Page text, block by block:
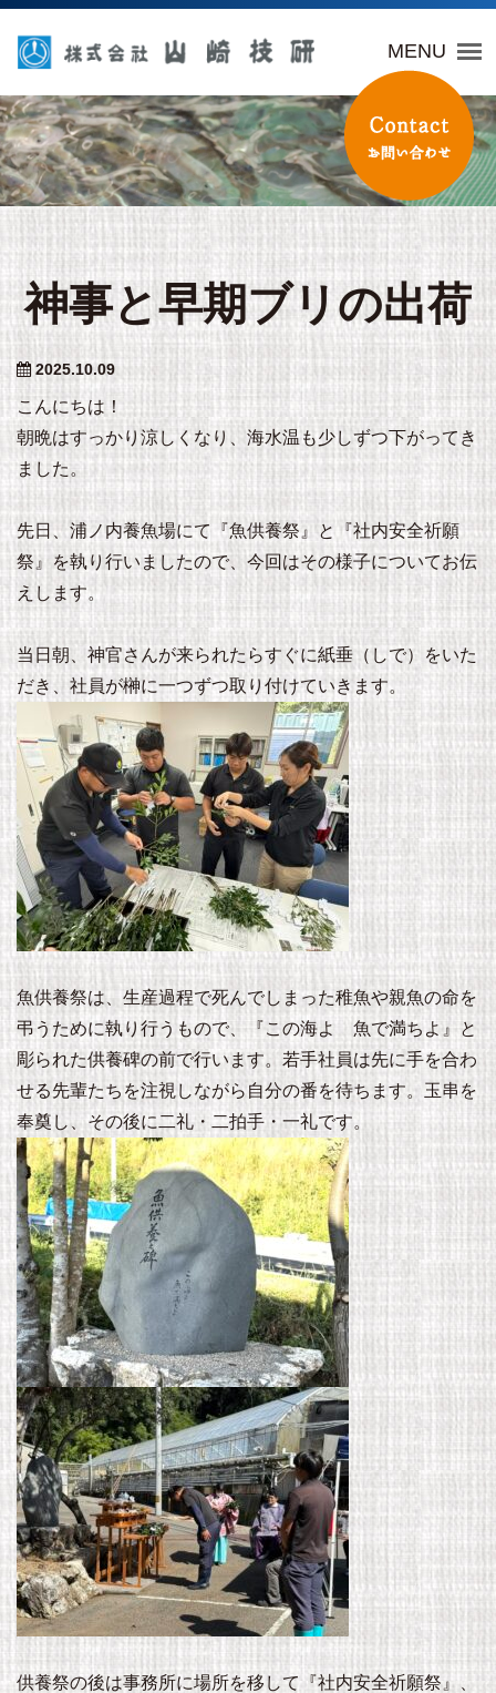
MENU
神事と早期ブリの出荷
2025.10.09
こんにちは！
朝晩はすっかり涼しくなり、海水温も少しずつ下がってき
ました。
先日、浦ノ内養魚場にて『魚供養祭』と『社内安全祈願
祭』を執り行いましたので、今回はその様子についてお伝
えします。
当日朝、神官さんが来られたらすぐに紙垂（しで）をいた
だき、社員が榊に一つずつ取り付けていきます。
魚供養祭は、生産過程で死んでしまった稚魚や親魚の命を
弔うために執り行うもので、『この海よ 魚で満ちよ』と
彫られた供養碑の前で行います。若手社員は先に手を合わ
せる先輩たちを注視しながら自分の番を待ちます。玉串を
奉奠し、その後に二礼・二拍手・一礼です。
供養祭の後は事務所に場所を移して『社内安全祈願祭』、